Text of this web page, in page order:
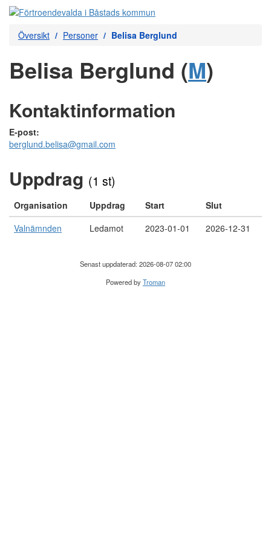
Översikt Personer Belisa Berglund
Belisa Berglund (M)
Kontaktinformation
E-post:
berglund.belisa@gmail.com
Uppdrag (1 st)
Organisation Uppdrag Start
Slut
Valnämnden
Ledamot 2023-01-01 2026-12-31
Senast uppdaterad: 2026-08-07 02:00
Powered byTroman